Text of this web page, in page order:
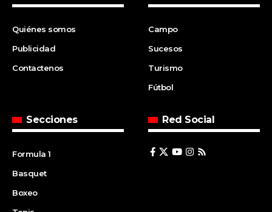
Quiénes somos
Publicidad
Contactenos
Campo
Sucesos
Turismo
Fútbol
Secciones
Formula 1
Basquet
Boxeo
Red Social